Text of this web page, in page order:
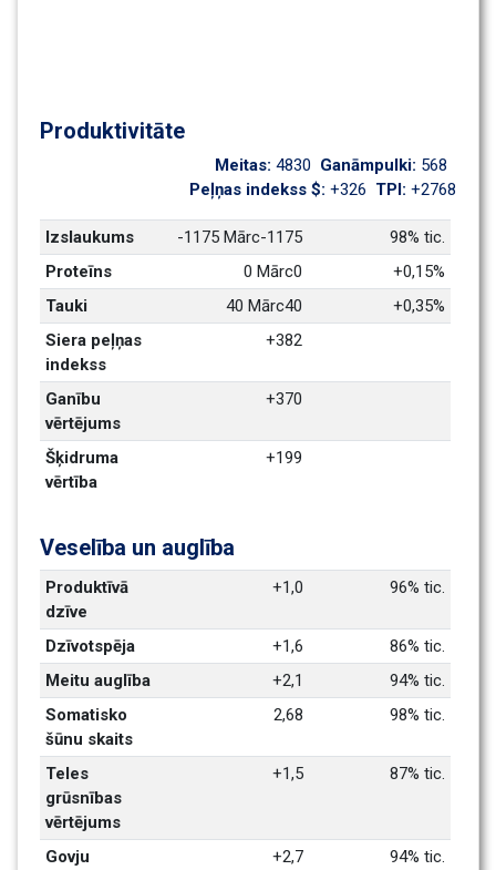
Produktivitāte
Meitas: 4830 Ganāmpulki: 568
Peļņas indekss $: +326 TPI: +2768
Izslaukums -1175 Mārc-1175
98% tic.
Proteīns
0 Mārc0
+0,15%
Tauki
40 Mārc40
+0,35%
Siera peļņas
indekss
+382
Ganību
vērtējums
+370
Šķidruma
vērtība
+199
Veselība un auglība
Produktīvā
dzīve
+1,0 96% tic.
Dzīvotspēja +1,6
86% tic.
Meitu auglība
+2,1
94% tic.
Somatisko
šūnu skaits
2,68 98% tic.
Teles
grūsnības
vērtējums
+1,5 87% tic.
Govju +2,7 94% tic.